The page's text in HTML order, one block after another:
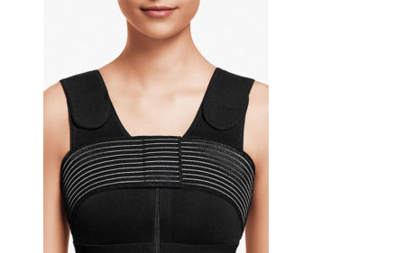
400
руб..